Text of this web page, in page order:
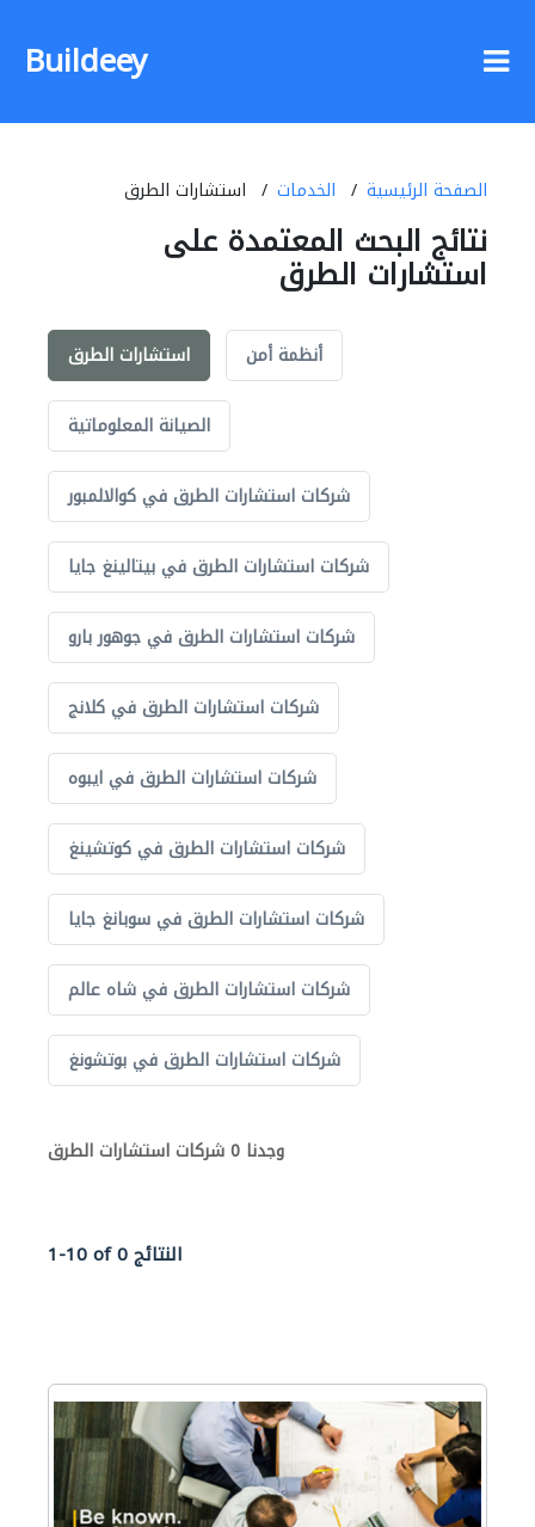
Buildeey
الصفحة الرئيسية الخدمات استشارات الطرق
نتائج البحث المعتمدة على
استشارات الطرق
استشارات الطرق أنظمة أمن
الصيانة المعلوماتية
شركات استشارات الطرق في كوالالمبور
شركات استشارات الطرق في بيتالينغ جايا
شركات استشارات الطرق في جوهور بارو
شركات استشارات الطرق في كلانج
شركات استشارات الطرق في ايبوه
شركات استشارات الطرق في كوتشينغ
شركات استشارات الطرق في سوبانغ جايا
شركات استشارات الطرق في شاه عالم
شركات استشارات الطرق في بوتشونغ
وجدنا 0 شركات استشارات الطرق
1-10 of 0 النتائج